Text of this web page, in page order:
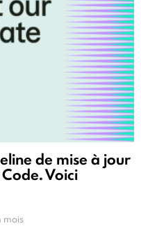
de mise à jour
Voici
mois